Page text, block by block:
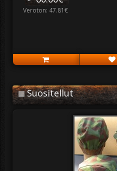
Veroton: 47.81€
Suositellut